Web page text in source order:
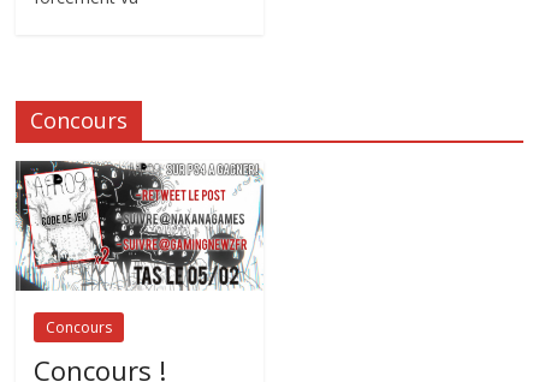
Concours
Concours
Concours !